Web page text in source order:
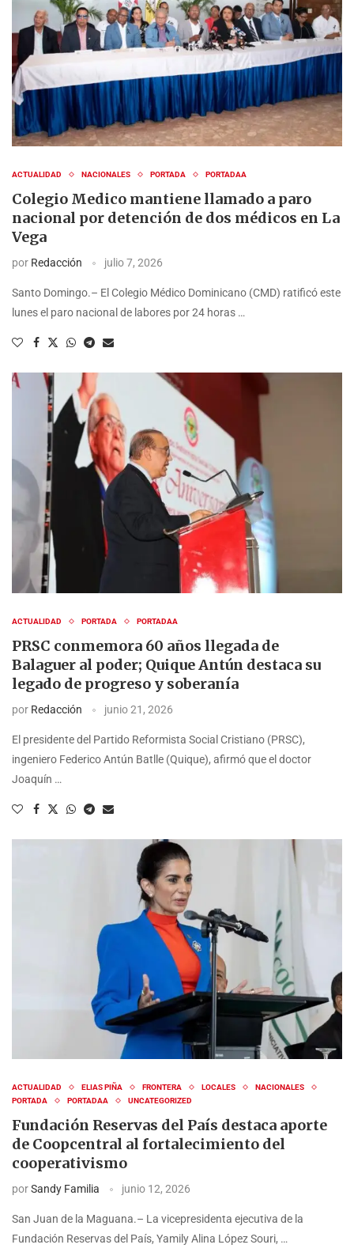
ACTUALIDAD NACIONALES PORTADA PORTADAA
Colegio Medico mantiene llamado a paro
nacional por detención de dos médicos en La
Vega
por Redacción julio 7, 2026
Santo Domingo.– El Colegio Médico Dominicano (CMD) ratificó este
lunes el paro nacional de labores por 24 horas …
ACTUALIDAD PORTADA PORTADAA
PRSC conmemora 60 años llegada de
Balaguer al poder; Quique Antún destaca su
legado de progreso y soberanía
por Redacción junio 21, 2026
El presidente del Partido Reformista Social Cristiano (PRSC),
ingeniero Federico Antún Batlle (Quique), afirmó que el doctor
Joaquín …
ACTUALIDAD ELIAS PIÑA FRONTERA LOCALES
NACIONALES
PORTADA
PORTADAA UNCATEGORIZED
Fundación Reservas del País destaca aporte
de Coopcentral al fortalecimiento del
cooperativismo
porSandy Familia junio 12, 2026
San Juan de la Maguana.– La vicepresidenta ejecutiva de la
Fundación Reservas del País, Yamily Alina López Souri, …